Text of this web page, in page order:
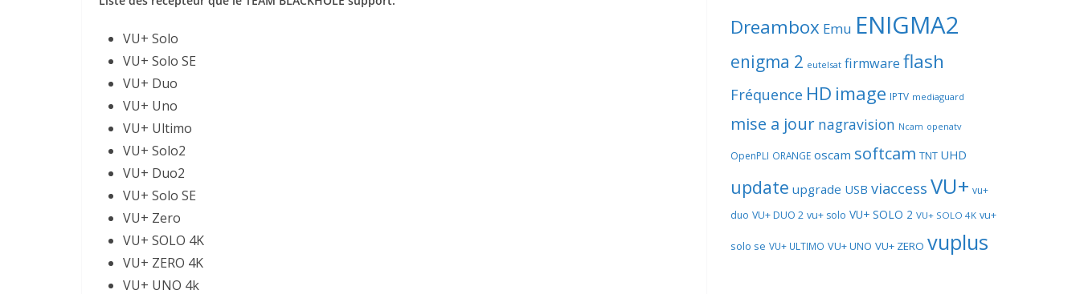
VU+ Solo
VU+ Solo SE
VU+ Duo
VU+ Uno
VU+ Ultimo
VU+ Solo2
VU+ Duo2
VU+ Solo SE
VU+ Zero
VU+ SOLO 4K
VU+ ZERO 4K
VU+ UNO 4k
Dreambox Emu ENIGMA2
enigma 2 eutelsat firmware flash
Fréquence HD image IPTV mediaguard
mise a jour nagravision Ncam openatv
OpenPLI ORANGE oscam softcam TNT UHD
update upgrade USB viaccess VU+ vu+
duo VU+ DUO 2 vu+ solo VU+ SOLO 2 VU+ SOLO 4K vu+
solo se VU+ ULTIMO VU+ UNO VU+ ZERO vuplus